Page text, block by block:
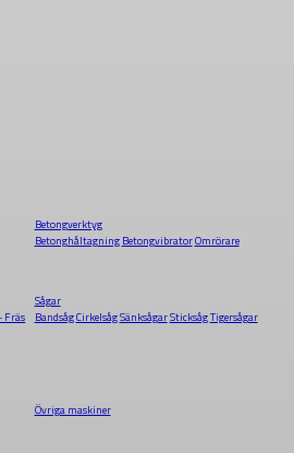
Betongverktyg
Betonghåltagning BetongvibratorOmrörare
Fräs
Sågar
BandsågCirkelsågSänksågarSticksågTigersågar
Övriga maskiner